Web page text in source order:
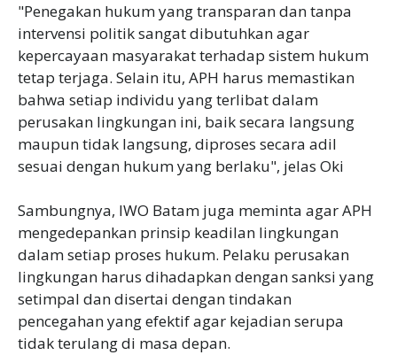
"Penegakan hukum yang transparan dan tanpa
intervensi politik sangat dibutuhkan agar
kepercayaan masyarakat terhadap sistem hukum
tetap terjaga. Selain itu, APH harus memastikan
bahwa setiap individu yang terlibat dalam
perusakan lingkungan ini, baik secara langsung
maupun tidak langsung, diproses secara adil
sesuai dengan hukum yang berlaku", jelas Oki
Sambungnya, IWO Batam juga meminta agar APH
mengedepankan prinsip keadilan lingkungan
dalam setiap proses hukum. Pelaku perusakan
lingkungan harus dihadapkan dengan sanksi yang
setimpal dan disertai dengan tindakan
pencegahan yang efektif agar kejadian serupa
tidak terulang di masa depan.